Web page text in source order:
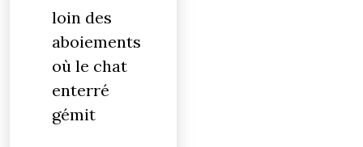
loin des
aboiements
où le chat
enterré
gémit